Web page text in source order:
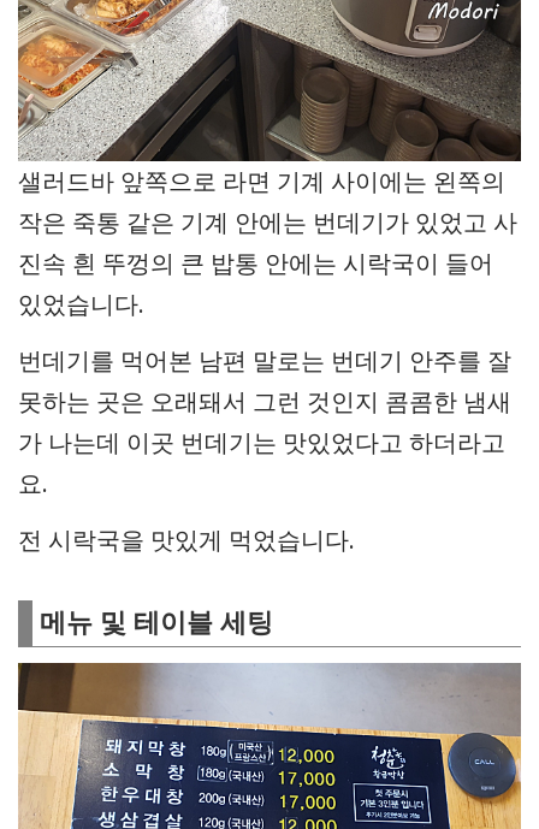
샐러드바 앞쪽으로 라면 기계 사이에는 왼쪽의
작은 죽통 같은 기계 안에는 번데기가 있었고 사
진속 흰 뚜껑의 큰 밥통 안에는 시락국이 들어
있었습니다.
번데기를 먹어본 남편 말로는 번데기 안주를 잘
못하는 곳은 오래돼서 그런 것인지 콤콤한 냄새
가 나는데 이곳 번데기는 맛있었다고 하더라고
요.
전 시락국을 맛있게 먹었습니다.
메뉴 및 테이블 세팅